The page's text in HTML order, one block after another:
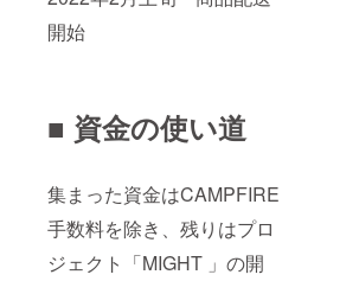
開始
■ 資金の使い道
集まった資金はCAMPFIRE
手数料を除き、残りはプロ
ジェクト「MIGHT 」の開